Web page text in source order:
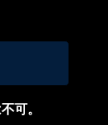
可。